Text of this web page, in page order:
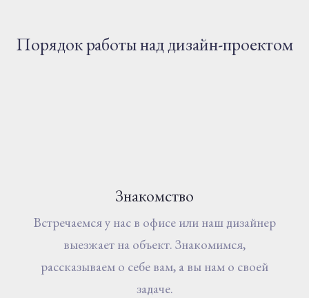
Порядок работы над дизайн-проектом
Знакомство
Встречаемся у нас в офисе или наш дизайнер
выезжает на объект. Знакомимся,
рассказываем о себе вам, а вы нам о своей
задаче.